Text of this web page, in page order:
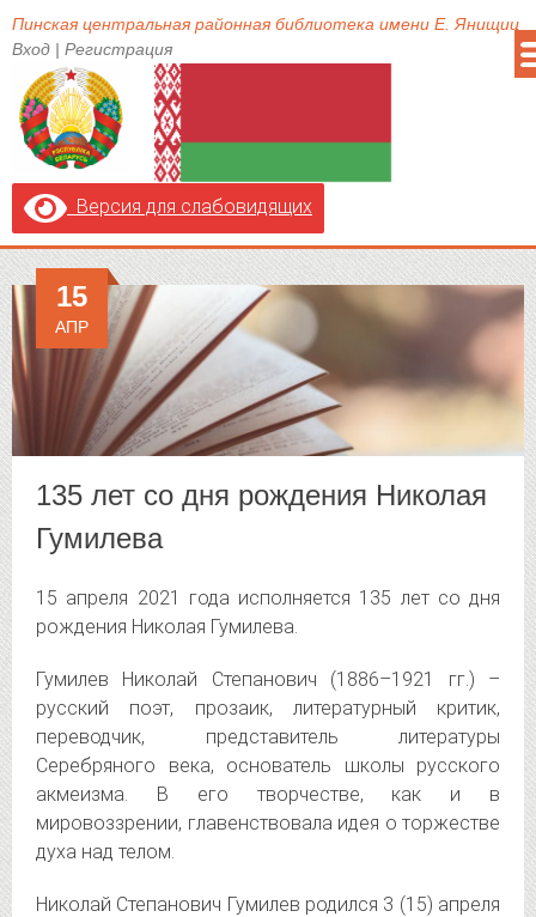
Пинская центральная районная библиотека имени Е. Янищиц
Вход | Регистрация
Версия для слабовидящих
135 лет со дня рождения Николая
Гумилева
15
АПР
15 апреля 2021 года исполняется 135 лет со дня
рождения Николая Гумилева.
Гумилев Николай Степанович (1886–1921 гг.) –
русский поэт, прозаик, литературный критик,
переводчик, представитель литературы
Серебряного века, основатель школы русского
акмеизма. В его творчестве, как и в
мировоззрении, главенствовала идея о торжестве
духа над телом.
Николай Степанович Гумилев родился 3 (15) апреля